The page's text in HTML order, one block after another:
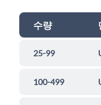
수량
25-99
100-499